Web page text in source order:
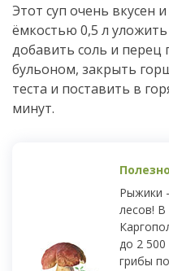
Этот суп очень вкусен
ёмкостью 0,5 л
добавить соль и перец
бульоном, закрыть
теста и поставить в
минут.
Рыжики
лесов!
до 2
грибы